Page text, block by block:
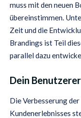
muss mit den neuen
übereinstimmen.
Zeit und die
Brandings ist Teil
parallel dazu
Dein
Die Verbesserung
Kundenerlebnisses